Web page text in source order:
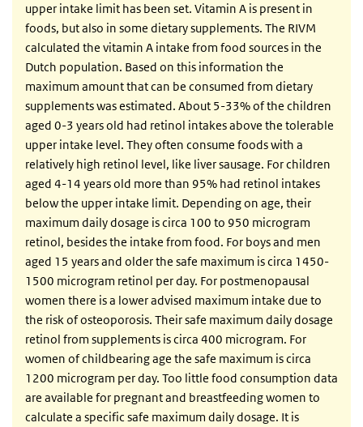
upper intake limit has been set. Vitamin A is present in
foods, but also in some dietary supplements. The RIVM
calculated the vitamin A intake from food sources in the
Dutch population. Based on this information the
maximum amount that can be consumed from dietary
supplements was estimated. About 5-33% of the children
aged 0-3 years old had retinol intakes above the tolerable
upper intake level. They often consume foods with a
relatively high retinol level, like liver sausage. For children
aged 4-14 years old more than 95% had retinol intakes
below the upper intake limit. Depending on age, their
maximum daily dosage is circa 100 to 950 microgram
retinol, besides the intake from food. For boys and men
aged 15 years and older the safe maximum is circa 1450-
1500 microgram retinol per day. For postmenopausal
women there is a lower advised maximum intake due to
the risk of osteoporosis. Their safe maximum daily dosage
retinol from supplements is circa 400 microgram. For
women of childbearing age the safe maximum is circa
1200 microgram per day. Too little food consumption data
are available for pregnant and breastfeeding women to
calculate a specific safe maximum daily dosage. It is